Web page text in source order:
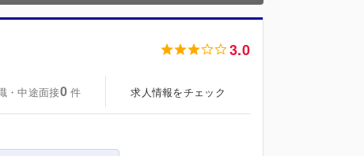
3.0
・中途面接0 件 求人情報をチェック